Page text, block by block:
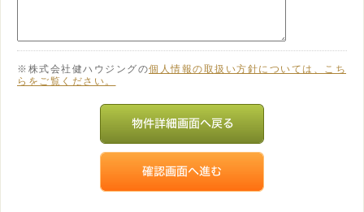
※株式会社健ハウジングの個人情報の取扱い方針については、こち
らをご覧ください。